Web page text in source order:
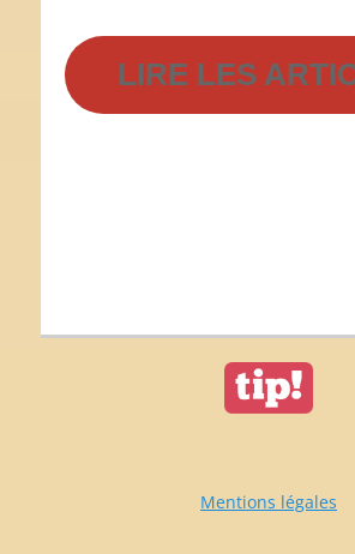
LIRE LES
Mentions légales